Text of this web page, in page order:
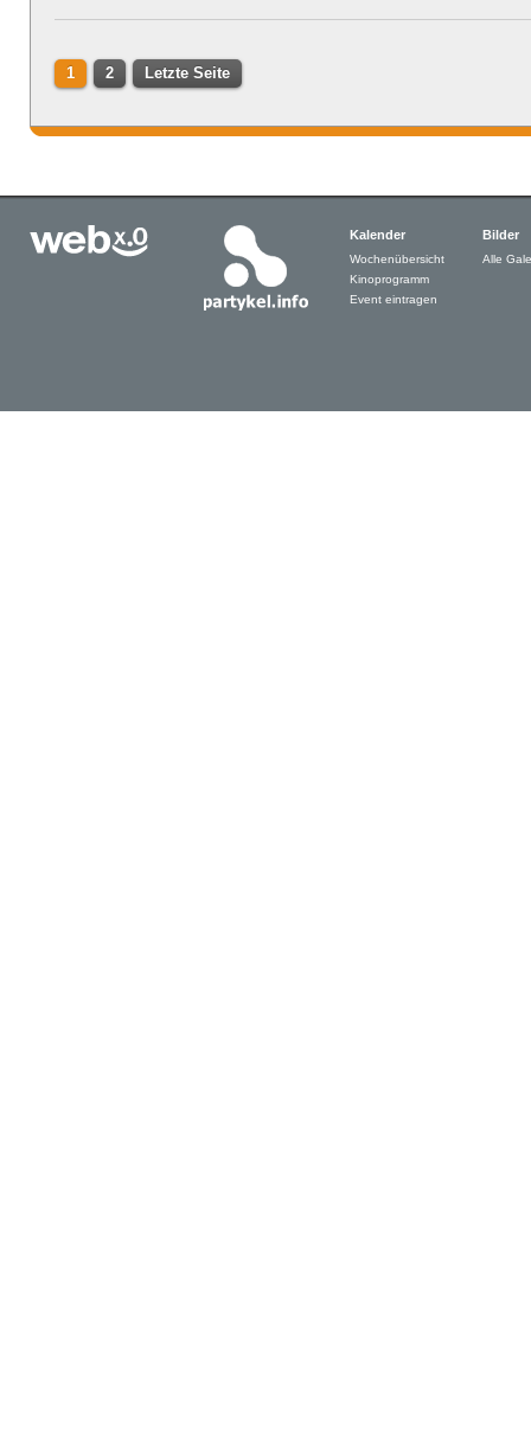
1 2 Letzte Seite
Kalender
Wochenübersicht
Kinoprogramm
Event eintragen
Bilder
Alle